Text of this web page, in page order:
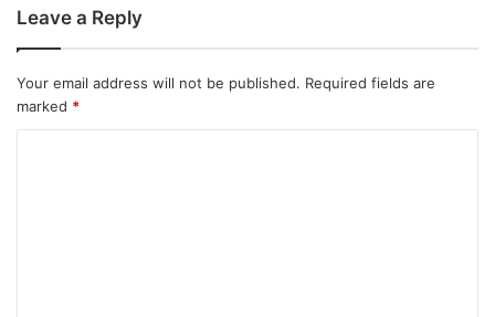
Leave a Reply
Your email address will not be published. Required fields are
marked *